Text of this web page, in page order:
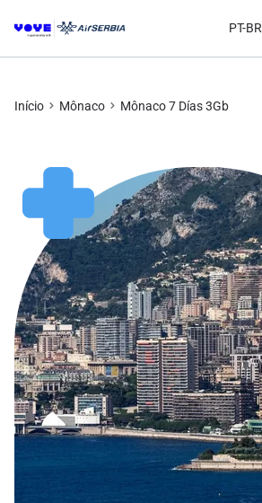
PT-BR
Início Mônaco Mônaco 7 Días 3Gb